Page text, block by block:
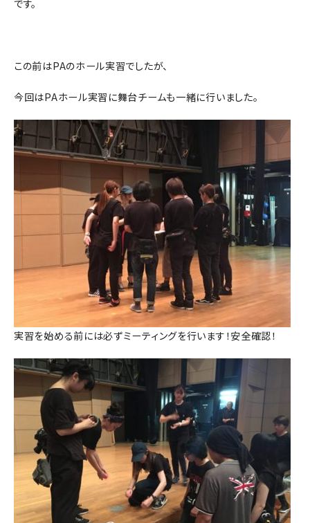
です。
この前はPAのホール実習でしたが、
今回はPAホール実習に舞台チームも一緒に行いました。
実習を始める前には必ずミーティングを行います！安全確認！